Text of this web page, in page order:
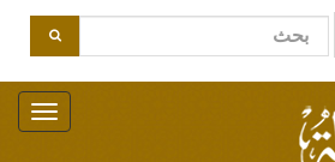
Toggle
navigation